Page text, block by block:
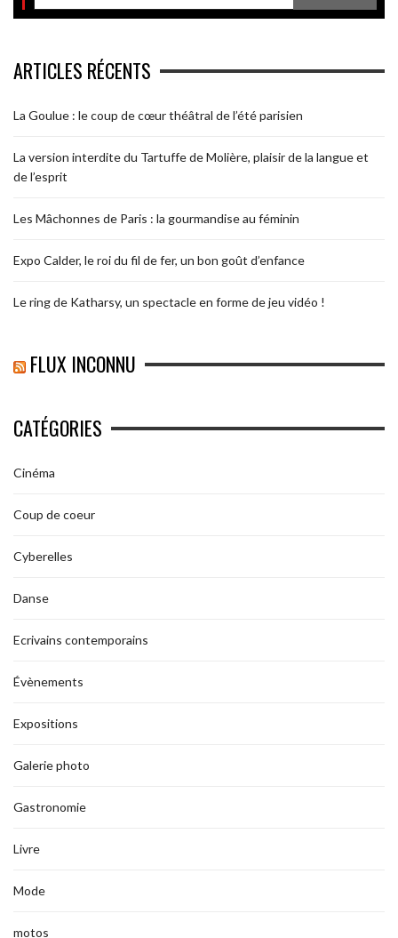
ARTICLES RÉCENTS
La Goulue : le coup de cœur théâtral de l’été parisien
La version interdite du Tartuffe de Molière, plaisir de la langue et
de l’esprit
Les Mâchonnes de Paris : la gourmandise au féminin
Expo Calder, le roi du fil de fer, un bon goût d’enfance
Le ring de Katharsy, un spectacle en forme de jeu vidéo !
FLUX INCONNU
CATÉGORIES
Cinéma
Coup de coeur
Cyberelles
Danse
Ecrivains contemporains
Évènements
Expositions
Galerie photo
Gastronomie
Livre
Mode
motos